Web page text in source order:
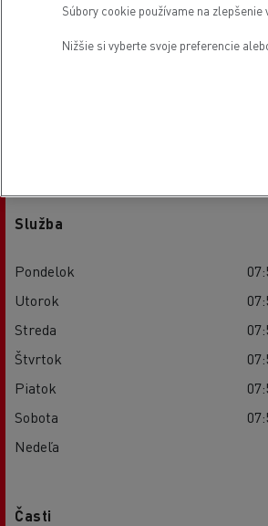
Služba
Pondelok
Utorok
Streda
Štvrtok
Piatok
Sobota
Nedeľa
Časti
Súbory cookie používame na
Nižšie si vyberte svoje preferencie